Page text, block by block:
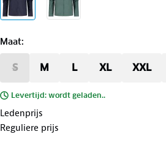
Maat:
S M L XL XXL
Levertijd: wordt geladen..
Ledenprijs
Reguliere prijs